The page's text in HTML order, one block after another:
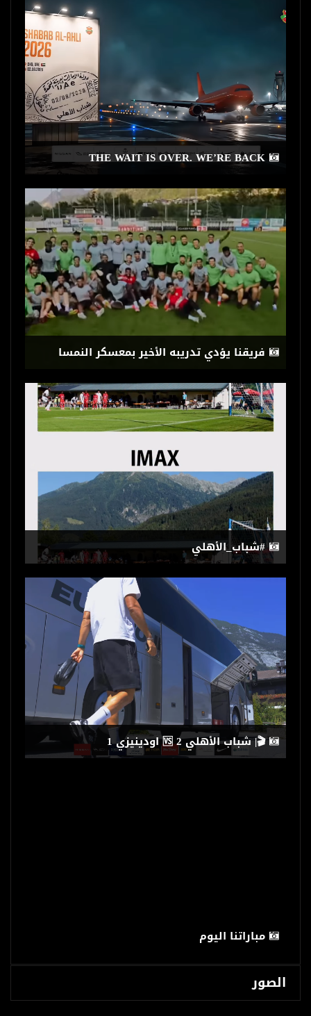
THE WAIT IS OVER. WE’RE BACK
فريقنا يؤدي تدريبه الأخير بمعسكر النمسا
ختام تجاربه الإعدادية
‏🎬| شباب الأهلي 2 🆚 اودينيزي 1
مباراتنا اليوم
الصور